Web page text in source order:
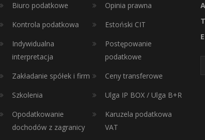
Biuro podatkowe
Opinia prawna
Kontrola podatkowa
Estoński CIT
Indywidualna
interpretacja
Postępowanie
podatkowe
Zakładanie spółek i firm
Ceny transferowe
Szkolenia
Ulga IP BOX / Ulga B+R
Opodatkowanie
dochodów z zagranicy
Karuzela podatkowa
VAT